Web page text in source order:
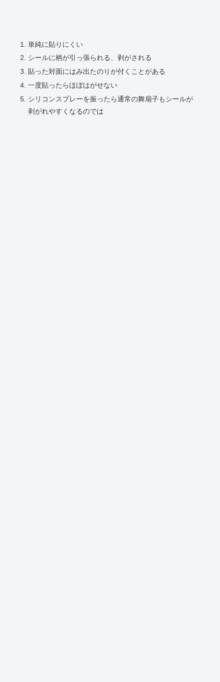
単純に貼りにくい
シールに柄が引っ張られる、剥がされる
貼った対面にはみ出たのりが付くことがある
一度貼ったらほぼはがせない
シリコンスプレーを振ったら通常の舞扇子もシールが
剥がれやすくなるのでは